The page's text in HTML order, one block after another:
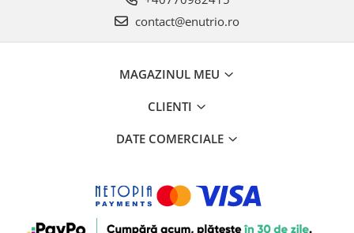
contact@enutrio.ro
MAGAZINUL MEU
CLIENTI
DATE COMERCIALE